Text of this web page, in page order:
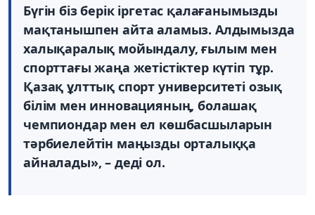
Бүгін біз берік іргетас қалағанымызды
мақтанышпен айта аламыз. Алдымызда
халықаралық мойындалу, ғылым мен
спорттағы жаңа жетістіктер күтіп тұр.
Қазақ ұлттық спорт университеті озық
білім мен инновацияның, болашақ
чемпиондар мен ел көшбасшыларын
тәрбиелейтін маңызды орталыққа
айналады», – деді ол.